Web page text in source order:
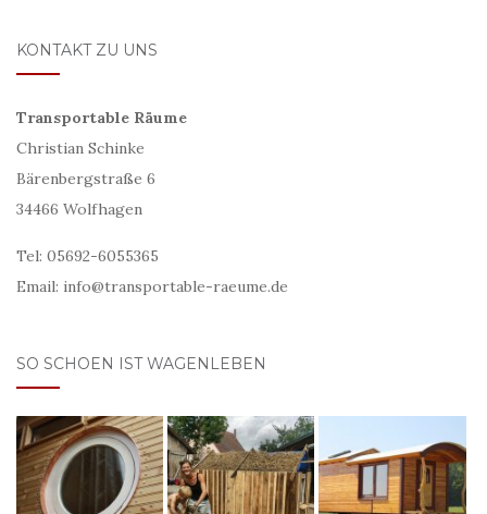
KONTAKT ZU UNS
Transportable Räume
Christian Schinke
Bärenbergstraße 6
34466 Wolfhagen
Tel: 05692-6055365
Email: info@transportable-raeume.de
SO SCHOEN IST WAGENLEBEN